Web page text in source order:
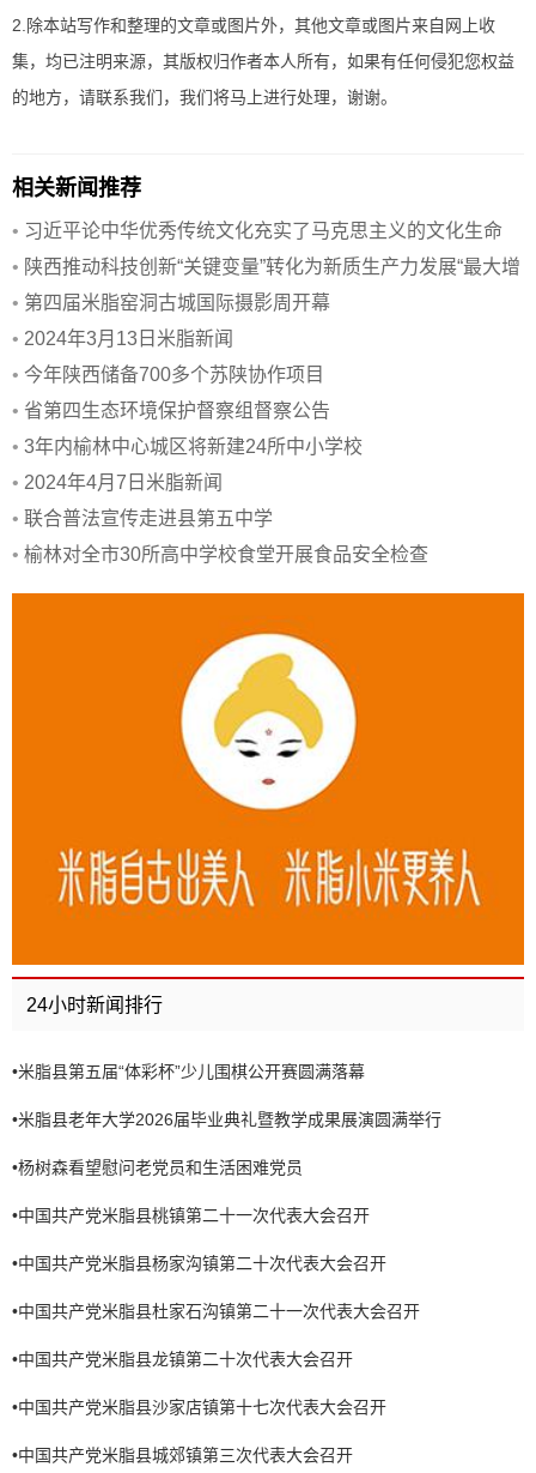
2.除本站写作和整理的文章或图片外，其他文章或图片来自网上收
集，均已注明来源，其版权归作者本人所有，如果有任何侵犯您权益
的地方，请联系我们，我们将马上进行处理，谢谢。
相关新闻推荐
• 习近平论中华优秀传统文化充实了马克思主义的文化生命
• 陕西推动科技创新“关键变量”转化为新质生产力发展“最大增
量”
• 第四届米脂窑洞古城国际摄影周开幕
• 2024年3月13日米脂新闻
• 今年陕西储备700多个苏陕协作项目
• 省第四生态环境保护督察组督察公告
• 3年内榆林中心城区将新建24所中小学校
• 2024年4月7日米脂新闻
• 联合普法宣传走进县第五中学
• 榆林对全市30所高中学校食堂开展食品安全检查
24小时新闻排行
•米脂县第五届“体彩杯”少儿围棋公开赛圆满落幕
•米脂县老年大学2026届毕业典礼暨教学成果展演圆满举行
•杨树森看望慰问老党员和生活困难党员
•中国共产党米脂县桃镇第二十一次代表大会召开
•中国共产党米脂县杨家沟镇第二十次代表大会召开
•中国共产党米脂县杜家石沟镇第二十一次代表大会召开
•中国共产党米脂县龙镇第二十次代表大会召开
•中国共产党米脂县沙家店镇第十七次代表大会召开
•中国共产党米脂县城郊镇第三次代表大会召开